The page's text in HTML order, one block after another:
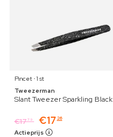
Pincet ⋅ 1 st
Tweezerman
Slant Tweezer Sparkling Black
€1779 €17 26
Actieprijs